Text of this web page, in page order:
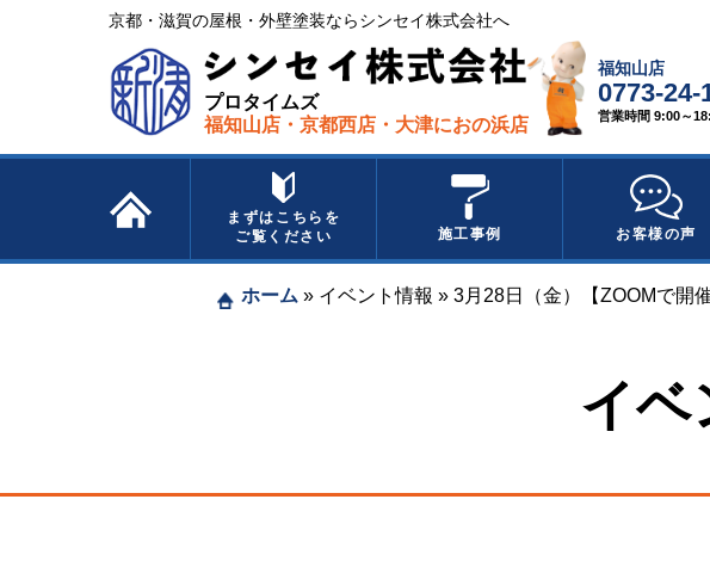
京都・滋賀の屋根・外壁塗装ならシンセイ株式会社へ​ ​
プロタイムズ
福知山店・京都西店・大津におの浜店
福知山店
0773-24-
営業時間 9:00～
まずはこちらを
ご覧ください
施工事例 お客様の声
ホーム » イベント情報 » 3月28日（金）【ZOOMで開
イベ